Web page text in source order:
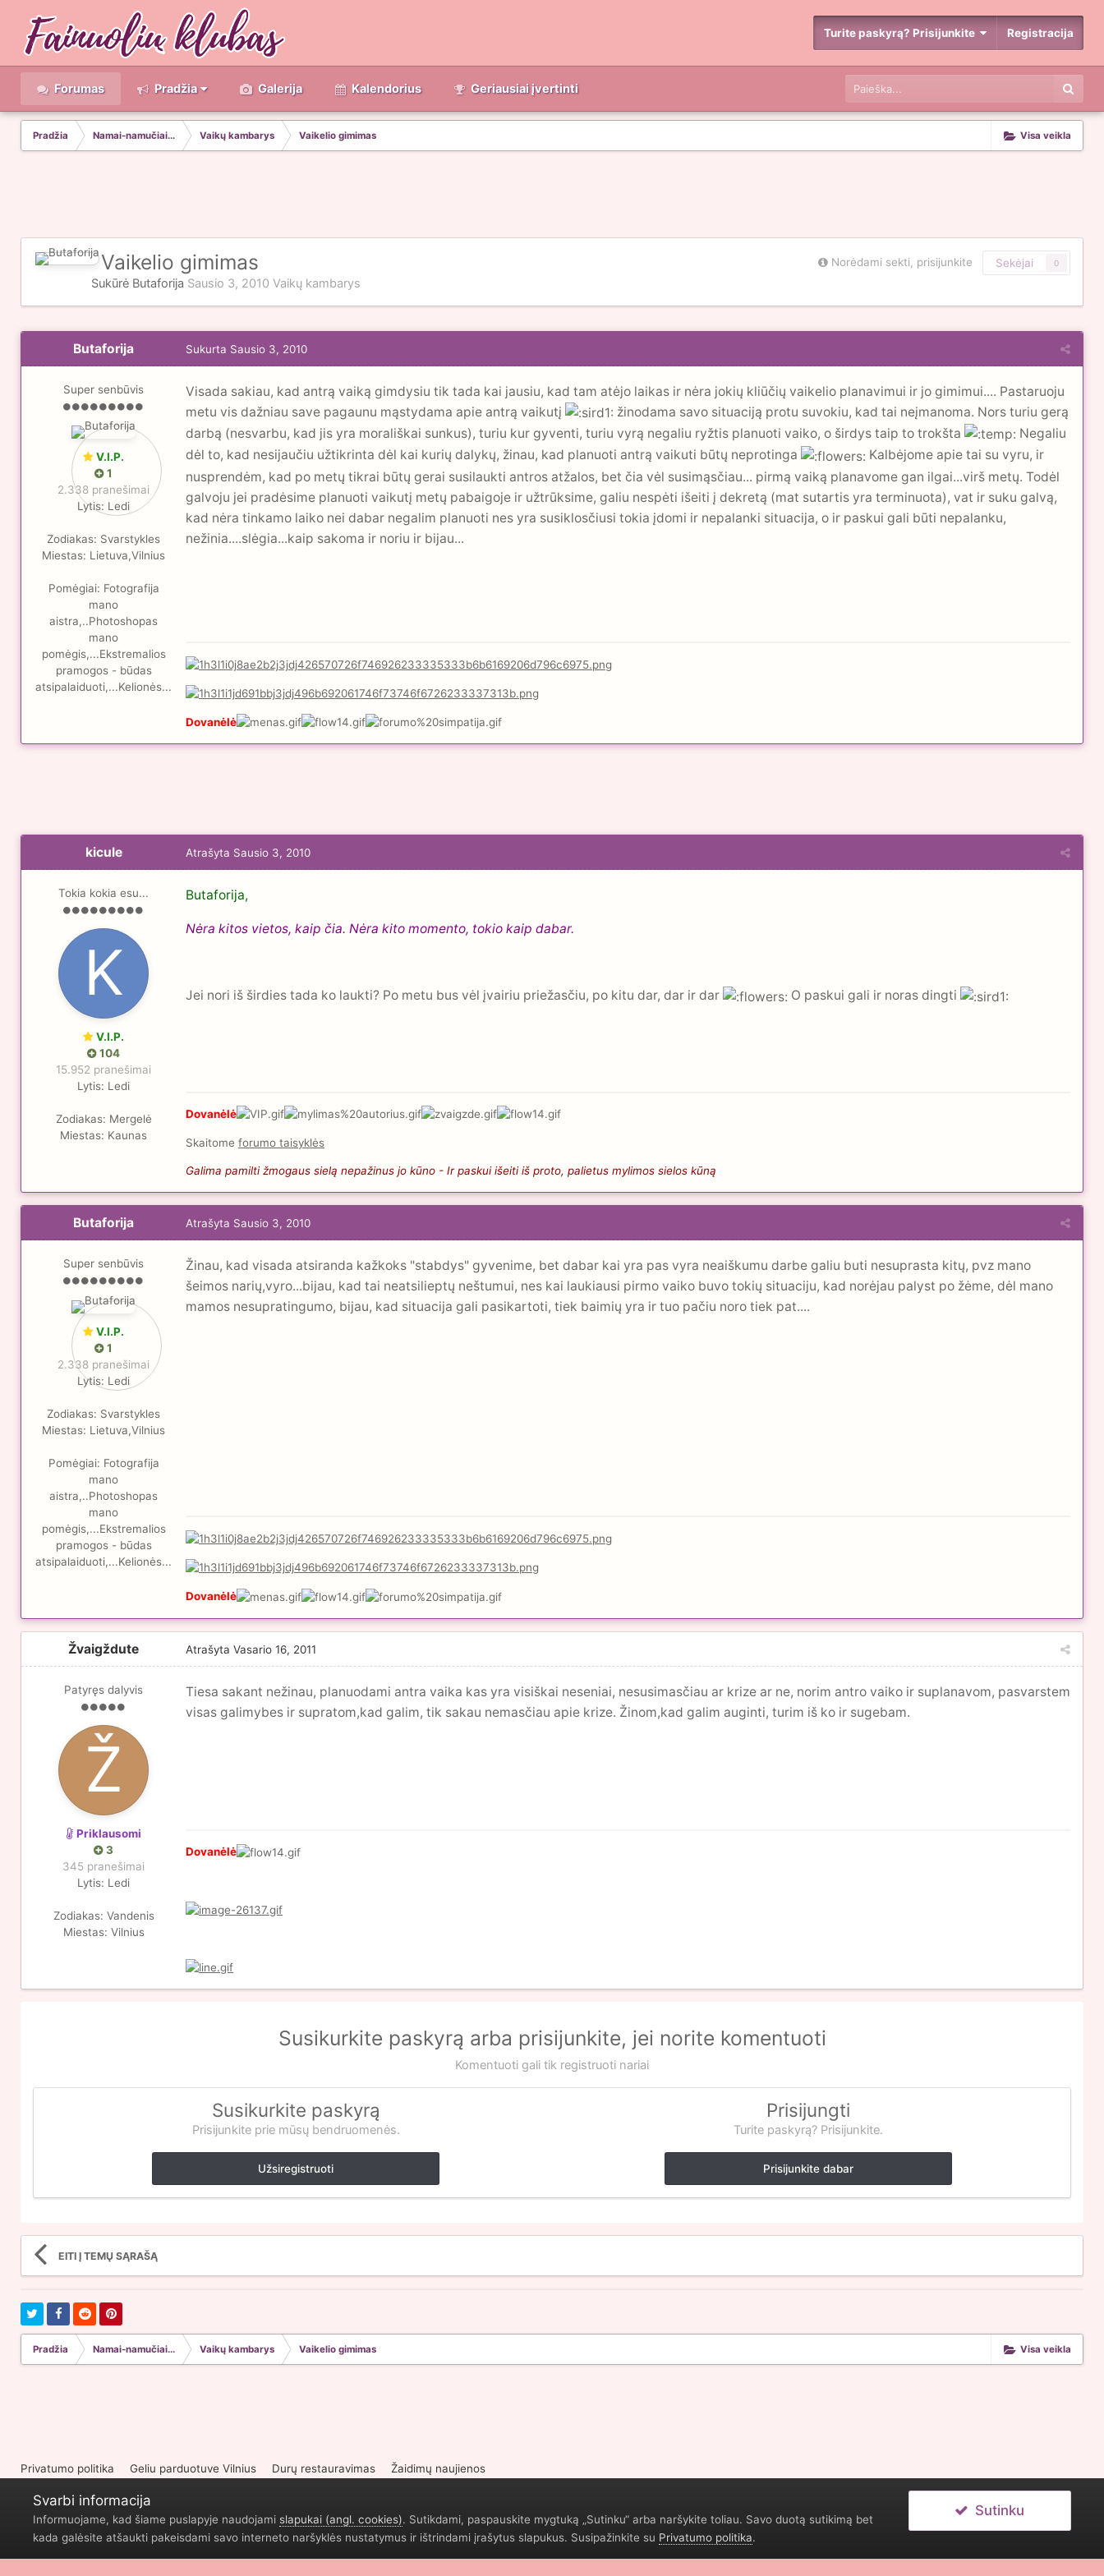
Turite paskyrą? Prisijunkite Registracija
Forumas Pradžia Galerija Kalendorius Geriausiai įvertinti
Visa veikla
Pradžia Namai-namučiai... Vaikų kambarys Vaikelio gimimas
Norėdami sekti, prisijunkite Sekėjai 0
Vaikelio gimimas
Sukūrė Butaforija Sausio 3, 2010 Vaikų kambarys
Butaforija
Super senbūvis
V.I.P.
1
2.338 pranešimai
Lytis: Ledi
Zodiakas: Svarstykles
Miestas: Lietuva,Vilnius
Pomėgiai: Fotografija
mano
aistra,..Photoshopas
mano
pomėgis,...Ekstremalios
pramogos - būdas
atsipalaiduoti,...Kelionės...
Sukurta Sausio 3, 2010
Visada sakiau, kad antrą vaiką gimdysiu tik tada kai jausiu, kad tam atėjo laikas ir nėra jokių kliūčių vaikelio planavimui ir jo gimimui.... Pastaruoju
metu vis dažniau save pagaunu mąstydama apie antrą vaikutį
žinodama savo situaciją protu suvokiu, kad tai neįmanoma. Nors turiu gerą
darbą (nesvarbu, kad jis yra morališkai sunkus), turiu kur gyventi, turiu vyrą negaliu ryžtis planuoti vaiko, o širdys taip to trokšta
Negaliu
dėl to, kad nesijaučiu užtikrinta dėl kai kurių dalykų, žinau, kad planuoti antrą vaikuti būtų neprotinga
Kalbėjome apie tai su vyru, ir
nusprendėm, kad po metų tikrai būtų gerai susilaukti antros atžalos, bet čia vėl susimąsčiau... pirmą vaiką planavome gan ilgai...virš metų. Todėl
galvoju jei pradėsime planuoti vaikutį metų pabaigoje ir užtrūksime, galiu nespėti išeiti į dekretą (mat sutartis yra terminuota), vat ir suku galvą,
kad nėra tinkamo laiko nei dabar negalim planuoti nes yra susiklosčiusi tokia įdomi ir nepalanki situacija, o ir paskui gali būti nepalanku,
nežinia....slėgia...kaip sakoma ir noriu ir bijau...
Dovanėlė
kicule
Tokia kokia esu...
V.I.P.
104
15.952 pranešimai
Lytis: Ledi
Zodiakas: Mergelė
Miestas: Kaunas
Atrašyta Sausio 3, 2010
Butaforija,
Nėra kitos vietos, kaip čia. Nėra kito momento, tokio kaip dabar.
Jei nori iš širdies tada ko laukti? Po metu bus vėl įvairiu priežasčiu, po kitu dar, dar ir dar O paskui gali ir noras dingti
Dovanėlė
Skaitome forumo taisyklės
Galima pamilti žmogaus sielą nepažinus jo kūno - Ir paskui išeiti iš proto, palietus mylimos sielos kūną
Butaforija
Super senbūvis
V.I.P.
1
2.338 pranešimai
Lytis: Ledi
Zodiakas: Svarstykles
Miestas: Lietuva,Vilnius
Pomėgiai: Fotografija
mano
aistra,..Photoshopas
mano
pomėgis,...Ekstremalios
pramogos - būdas
atsipalaiduoti,...Kelionės...
Atrašyta Sausio 3, 2010
Žinau, kad visada atsiranda kažkoks "stabdys" gyvenime, bet dabar kai yra pas vyra neaiškumu darbe galiu buti nesuprasta kitų, pvz mano
šeimos narių,vyro...bijau, kad tai neatsilieptų neštumui, nes kai laukiausi pirmo vaiko buvo tokių situaciju, kad norėjau palyst po žėme, dėl mano
mamos nesupratingumo, bijau, kad situacija gali pasikartoti, tiek baimių yra ir tuo pačiu noro tiek pat....
Dovanėlė
Žvaigždute
Patyręs dalyvis
Priklausomi
3
345 pranešimai
Lytis: Ledi
Zodiakas: Vandenis
Miestas: Vilnius
Atrašyta Vasario 16, 2011
Tiesa sakant nežinau, planuodami antra vaika kas yra visiškai neseniai, nesusimasčiau ar krize ar ne, norim antro vaiko ir suplanavom, pasvarstem
visas galimybes ir supratom,kad galim, tik sakau nemasčiau apie krize. Žinom,kad galim auginti, turim iš ko ir sugebam.
Dovanėlė
Susikurkite paskyrą arba prisijunkite, jei norite komentuoti
Komentuoti gali tik registruoti nariai
Susikurkite paskyrą
Prisijunkite prie mūsų bendruomenės.
Užsiregistruoti
Prisijungti
Turite paskyrą? Prisijunkite.
Prisijunkite dabar
EITI Į TEMŲ SĄRAŠĄ
Visa veikla
Pradžia Namai-namučiai... Vaikų kambarys Vaikelio gimimas
Privatumo politika Geliu parduotuve Vilnius Durų restauravimas Žaidimų naujienos
Svarbi informacija
Informuojame, kad šiame puslapyje naudojami slapukai (angl. cookies). Sutikdami, paspauskite mygtuką „Sutinku“ arba naršykite toliau. Savo duotą sutikimą bet
kada galėsite atšaukti pakeisdami savo interneto naršyklės nustatymus ir ištrindami įrašytus slapukus. Susipažinkite su Privatumo politika.
Sutinku